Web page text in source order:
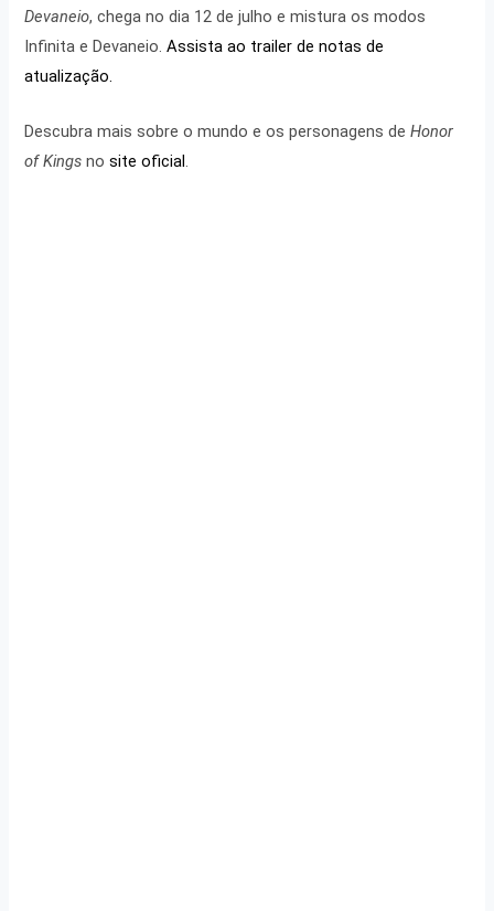
Devaneio, chega no dia 12 de julho e mistura os modos
Infinita e Devaneio.Assista ao trailer de notas de
atualização.
Descubra mais sobre o mundo e os personagens deHonor
of Kings nosite oficial.